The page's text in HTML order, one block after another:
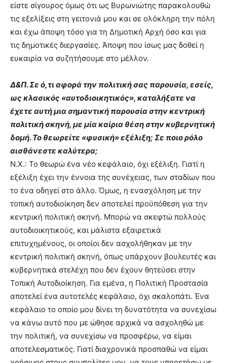
είστε σίγουρος όμως ότι ως Βυρωνιώτης παρακολουθώ
τις εξελίξεις στη γειτονιά μου και σε ολόκληρη την πόλη
και έχω άποψη τόσο για τη Δημοτική Αρχή όσο και για
τις δημοτικές διεργασίες. Άποψη που ίσως μας δοθεί η
ευκαιρία να συζητήσουμε στο μέλλον.
Δ&Π. Σε ό,τι αφορά την πολιτική σας παρουσία, εσείς,
ως κλασικός «αυτοδιοικητικός», καταλήξατε να
έχετε αυτή μια σημαντική παρουσία στην κεντρική
πολιτική σκηνή, με μία καίρια θέση στην κυβερνητική
δομή. Το θεωρείτε «φυσική» εξέλιξη; Σε ποιο ρόλο
αισθάνεστε καλύτερα;
Ν.Χ.: Το θεωρώ ένα νέο κεφάλαιο, όχι εξέλιξη. Γιατί η
εξέλιξη έχει την έννοια της συνέχειας, των σταδίων που
το ένα οδηγεί στο άλλο. Όμως, η ενασχόληση με την
τοπική αυτοδιοίκηση δεν αποτελεί προϋπόθεση για την
κεντρική πολιτική σκηνή. Μπορώ να σκεφτώ πολλούς
αυτοδιοικητικούς, και μάλιστα εξαιρετικά
επιτυχημένους, οι οποίοι δεν ασχολήθηκαν με την
κεντρική πολιτική σκηνή, όπως υπάρχουν βουλευτές και
κυβερνητικά στελέχη που δεν έχουν θητεύσει στην
Τοπική Αυτοδιοίκηση. Για εμένα, η Πολιτική Προστασία
αποτελεί ένα αυτοτελές κεφάλαιο, όχι σκαλοπάτι. Ένα
κεφάλαιο το οποίο μου δίνει τη δυνατότητα να συνεχίσω
να κάνω αυτό που με ώθησε αρχικά να ασχοληθώ με
την πολιτική, να συνεχίσω να προσφέρω, να είμαι
αποτελεσματικός. Γιατί διαχρονικά προσπαθώ να είμαι